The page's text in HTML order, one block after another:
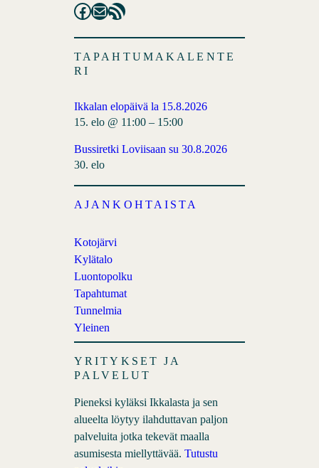
Facebook Mail RSS Feed
TAPAHTUMAKALENTE
RI
Ikkalan elopäivä la 15.8.2026
15. elo @ 11:00 – 15:00
Bussiretki Loviisaan su 30.8.2026
30. elo
AJANKOHTAISTA
Kotojärvi
Kylätalo
Luontopolku
Tapahtumat
Tunnelmia
Yleinen
YRITYKSET JA
PALVELUT
Pieneksi kyläksi Ikkalasta ja sen
alueelta löytyy ilahduttavan paljon
palveluita jotka tekevät maalla
asumisesta miellyttävää. Tutustu